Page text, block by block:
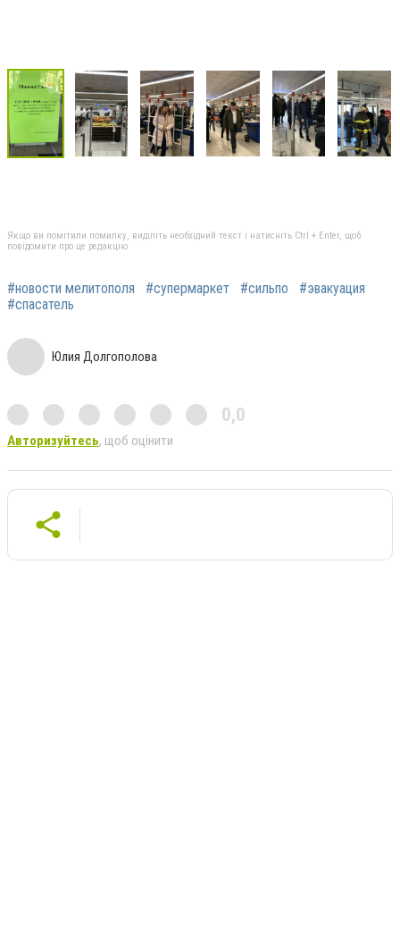
Якщо ви помітили помилку, виділіть необхідний текст і натисніть Ctrl + Enter, щоб
повідомити про це редакцію
#новости мелитополя #супермаркет #сильпо
#эвакуация
#спасатель
Юлия Долгополова
0,0
Авторизуйтесь, щоб оцінити